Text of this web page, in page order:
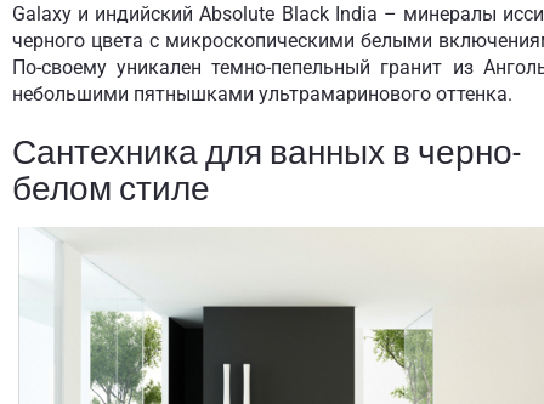
Galaxy и индийский Absolute Black India – минералы
черного цвета с микроскопическими белыми
По-своему уникален темно-пепельный гранит из
небольшими пятнышками ультрамаринового оттенка.
Сантехника для ванных в черно-
белом стиле